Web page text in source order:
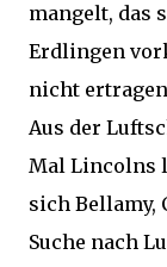
mangelt, das
Erdlingen
nicht
Aus der
Mal Lincolns
sich Bellamy,
Suche nach